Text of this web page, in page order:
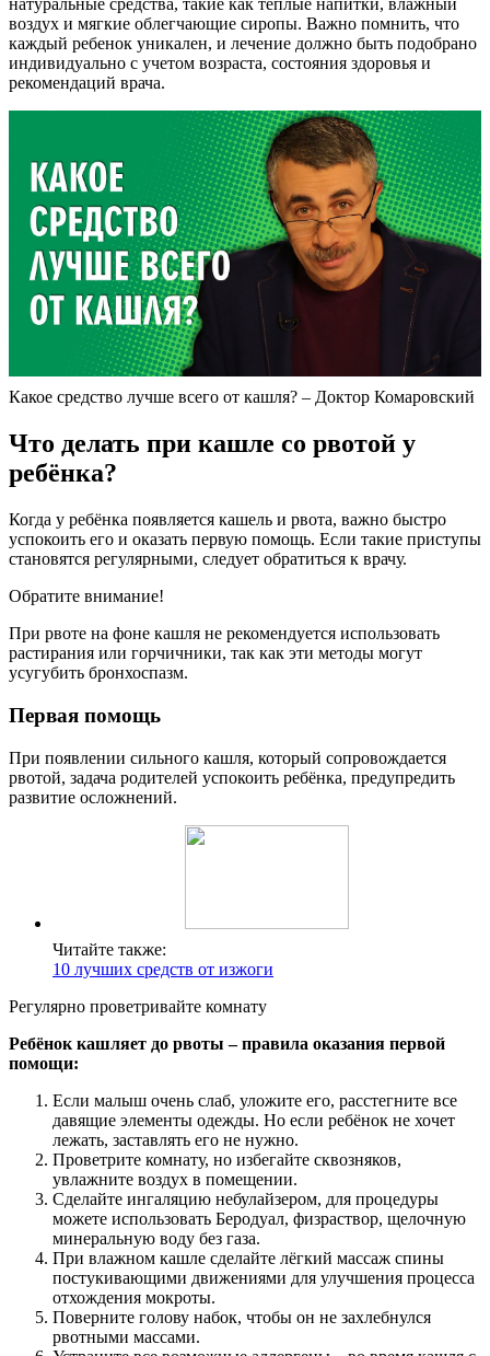
натуральные средства, такие как теплые напитки, влажный
воздух и мягкие облегчающие сиропы. Важно помнить, что
каждый ребенок уникален, и лечение должно быть подобрано
индивидуально с учетом возраста, состояния здоровья и
рекомендаций врача.
Какое средство лучше всего от кашля? – Доктор Комаровский
Что делать при кашле со рвотой у
ребёнка?
Когда у ребёнка появляется кашель и рвота, важно быстро
успокоить его и оказать первую помощь. Если такие приступы
становятся регулярными, следует обратиться к врачу.
Обратите внимание!
При рвоте на фоне кашля не рекомендуется использовать
растирания или горчичники, так как эти методы могут
усугубить бронхоспазм.
Первая помощь
При появлении сильного кашля, который сопровождается
рвотой, задача родителей успокоить ребёнка, предупредить
развитие осложнений.
Читайте также:
10 лучших средств от изжоги
Регулярно проветривайте комнату
Ребёнок кашляет до рвоты – правила оказания первой
помощи:
Если малыш очень слаб, уложите его, расстегните все
давящие элементы одежды. Но если ребёнок не хочет
лежать, заставлять его не нужно.
Проветрите комнату, но избегайте сквозняков,
увлажните воздух в помещении.
Сделайте ингаляцию небулайзером, для процедуры
можете использовать Беродуал, физраствор, щелочную
минеральную воду без газа.
При влажном кашле сделайте лёгкий массаж спины
постукивающими движениями для улучшения процесса
отхождения мокроты.
Поверните голову набок, чтобы он не захлебнулся
рвотными массами.